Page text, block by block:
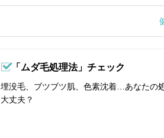
「ムダ毛処理法」チェック
埋没毛、ブツブツ肌、色素沈着…あなたの
大丈夫？